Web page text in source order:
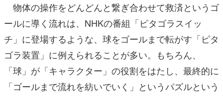
物体の操作をどんどんと繋ぎ合わせて救済というゴ
ールに導く流れは、NHKの番組「ピタゴラスイッ
チ」に登場するような、球をゴールまで転がす「ピタ
ゴラ装置」に例えられることが多い。もちろん、
「球」が「キャラクター」の役割をはたし、最終的に
「ゴールまで流れを紡いでいく」というパズルという